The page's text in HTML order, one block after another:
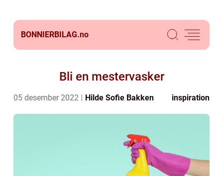
BONNIERBILAG.no
Bli en mestervasker
05 desember 2022 Hilde Sofie Bakken inspiration